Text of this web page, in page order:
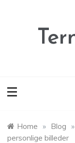
Home » Blog »
personlige billeder